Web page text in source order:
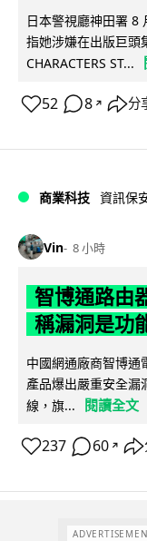
日本警視廳神田署 8
指她涉嫌在出版巨頭
CHARACTERS ST...
52 8 ↗ 分
商業科技 資訊保
Vin 8 小時
智博通路由
稱漏洞是功
中國網通廠商智博
產品爆出嚴重安全漏
線，旗...
閱讀全文
237 60 ↗